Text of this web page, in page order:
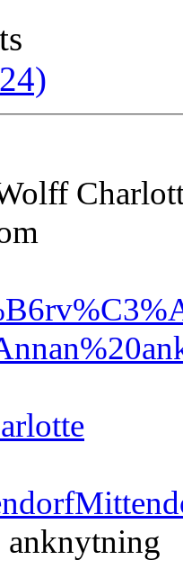
anknytning